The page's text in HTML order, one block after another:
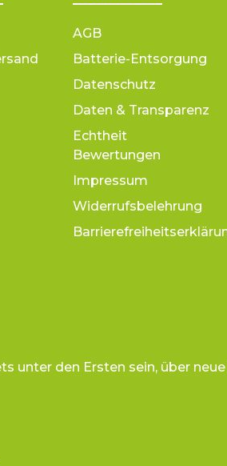
AGB
Batterie-Entsorgung
Datenschutz
Daten & Transparenz
Echtheit
Bewertungen
Impressum
Widerrufsbelehrung
unter den Ersten sein, über